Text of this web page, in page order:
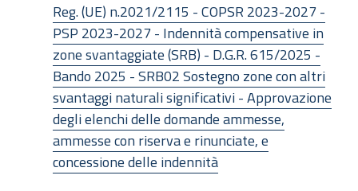
Reg. (UE) n.2021/2115 - COPSR 2023-2027 -
PSP 2023-2027 - Indennità compensative in
zone svantaggiate (SRB) - D.G.R. 615/2025 -
Bando 2025 - SRB02 Sostegno zone con altri
svantaggi naturali significativi - Approvazione
degli elenchi delle domande ammesse,
ammesse con riserva e rinunciate, e
concessione delle indennità